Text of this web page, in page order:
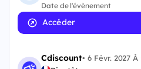
Date de l'évènement
Accéder
Cdiscount•6 Févr. 2027